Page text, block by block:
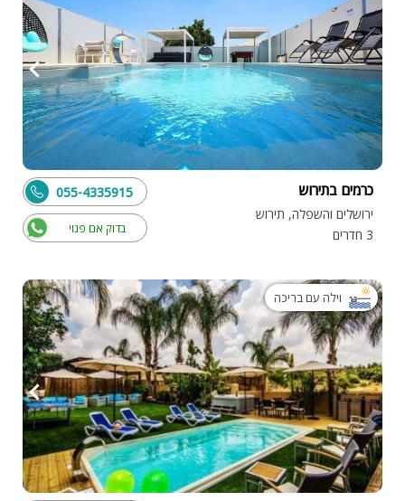
כרמים בתירוש
ירושלים והשפלה, תירוש
3 חדרים
בדוק אם פנוי
055-4335915
וילה עם בריכה